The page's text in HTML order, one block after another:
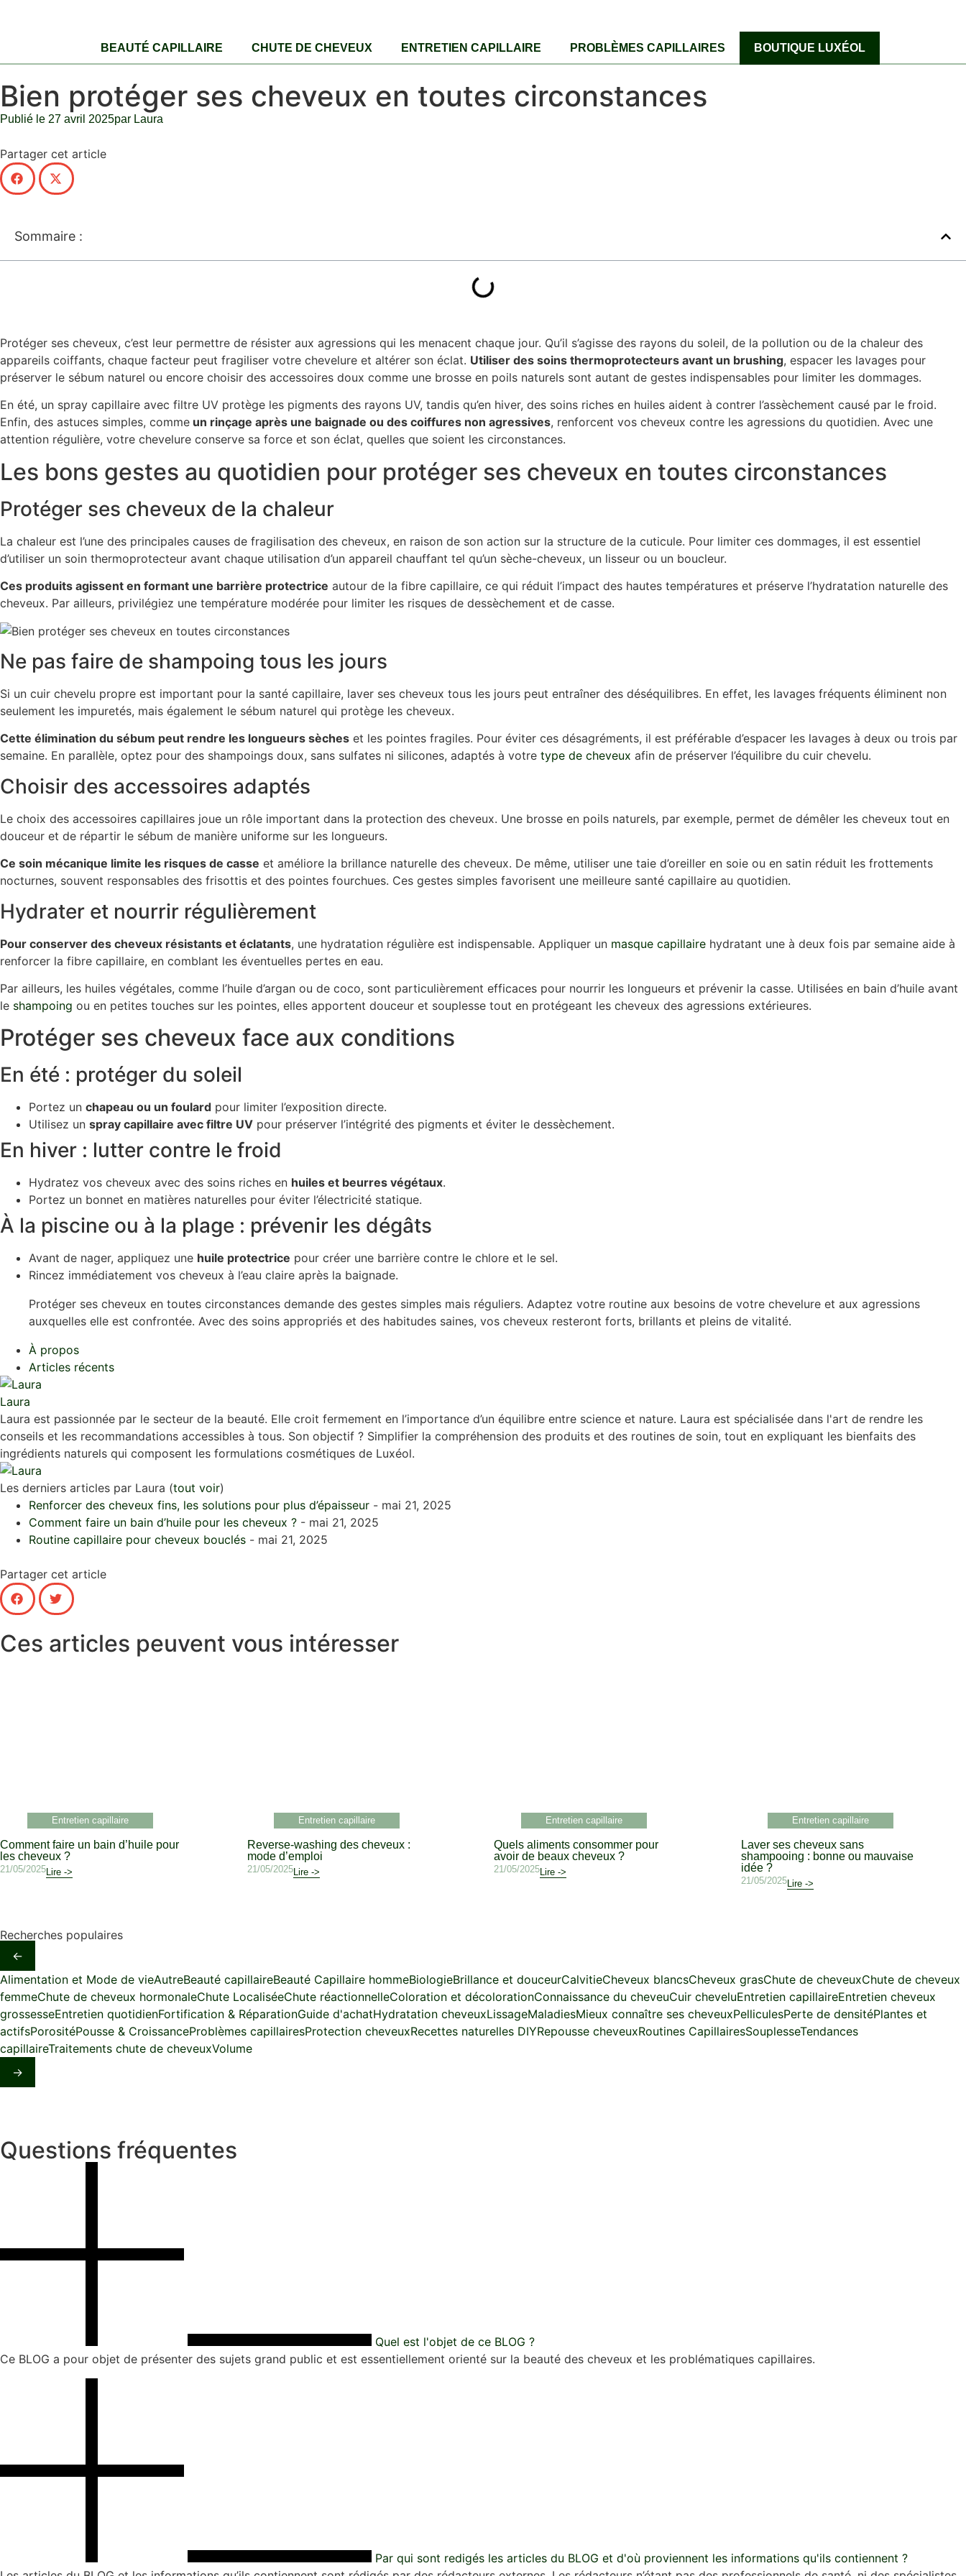
BEAUTÉ CAPILLAIRE CHUTE DE CHEVEUX ENTRETIEN CAPILLAIRE PROBLÈMES CAPILLAIRES BOUTIQUE LUXÉOL
Bien protéger ses cheveux en toutes circonstances
Publié le 27 avril 2025par Laura
Partager cet article
Sommaire :
Protéger ses cheveux, c’est leur permettre de résister aux agressions qui les menacent chaque jour. Qu’il s’agisse des rayons du soleil, de la pollution ou de la chaleur des
appareils coiffants, chaque facteur peut fragiliser votre chevelure et altérer son éclat. Utiliser des soins thermoprotecteurs avant un brushing, espacer les lavages pour
préserver le sébum naturel ou encore choisir des accessoires doux comme une brosse en poils naturels sont autant de gestes indispensables pour limiter les dommages.
En été, un spray capillaire avec filtre UV protège les pigments des rayons UV, tandis qu’en hiver, des soins riches en huiles aident à contrer l’assèchement causé par le froid.
Enfin, des astuces simples, comme un rinçage après une baignade ou des coiffures non agressives, renforcent vos cheveux contre les agressions du quotidien. Avec une
attention régulière, votre chevelure conserve sa force et son éclat, quelles que soient les circonstances.
Les bons gestes au quotidien pour protéger ses cheveux en toutes circonstances
Protéger ses cheveux de la chaleur
La chaleur est l’une des principales causes de fragilisation des cheveux, en raison de son action sur la structure de la cuticule. Pour limiter ces dommages, il est essentiel
d’utiliser un soin thermoprotecteur avant chaque utilisation d’un appareil chauffant tel qu’un sèche-cheveux, un lisseur ou un boucleur.
Ces produits agissent en formant une barrière protectrice autour de la fibre capillaire, ce qui réduit l’impact des hautes températures et préserve l’hydratation naturelle des
cheveux. Par ailleurs, privilégiez une température modérée pour limiter les risques de dessèchement et de casse.
Ne pas faire de shampoing tous les jours
Si un cuir chevelu propre est important pour la santé capillaire, laver ses cheveux tous les jours peut entraîner des déséquilibres. En effet, les lavages fréquents éliminent non
seulement les impuretés, mais également le sébum naturel qui protège les cheveux.
Cette élimination du sébum peut rendre les longueurs sèches et les pointes fragiles. Pour éviter ces désagréments, il est préférable d’espacer les lavages à deux ou trois par
semaine. En parallèle, optez pour des shampoings doux, sans sulfates ni silicones, adaptés à votre type de cheveux afin de préserver l’équilibre du cuir chevelu.
Choisir des accessoires adaptés
Le choix des accessoires capillaires joue un rôle important dans la protection des cheveux. Une brosse en poils naturels, par exemple, permet de démêler les cheveux tout en
douceur et de répartir le sébum de manière uniforme sur les longueurs.
Ce soin mécanique limite les risques de casse et améliore la brillance naturelle des cheveux. De même, utiliser une taie d’oreiller en soie ou en satin réduit les frottements
nocturnes, souvent responsables des frisottis et des pointes fourchues. Ces gestes simples favorisent une meilleure santé capillaire au quotidien.
Hydrater et nourrir régulièrement
Pour conserver des cheveux résistants et éclatants, une hydratation régulière est indispensable. Appliquer un masque capillaire hydratant une à deux fois par semaine aide à
renforcer la fibre capillaire, en comblant les éventuelles pertes en eau.
Par ailleurs, les huiles végétales, comme l’huile d’argan ou de coco, sont particulièrement efficaces pour nourrir les longueurs et prévenir la casse. Utilisées en bain d’huile avant
le shampoing ou en petites touches sur les pointes, elles apportent douceur et souplesse tout en protégeant les cheveux des agressions extérieures.
Protéger ses cheveux face aux conditions
En été : protéger du soleil
Portez un chapeau ou un foulard pour limiter l’exposition directe.
Utilisez un spray capillaire avec filtre UV pour préserver l’intégrité des pigments et éviter le dessèchement.
En hiver : lutter contre le froid
Hydratez vos cheveux avec des soins riches en huiles et beurres végétaux.
Portez un bonnet en matières naturelles pour éviter l’électricité statique.
À la piscine ou à la plage : prévenir les dégâts
Avant de nager, appliquez une huile protectrice pour créer une barrière contre le chlore et le sel.
Rincez immédiatement vos cheveux à l’eau claire après la baignade.
Protéger ses cheveux en toutes circonstances demande des gestes simples mais réguliers. Adaptez votre routine aux besoins de votre chevelure et aux agressions
auxquelles elle est confrontée. Avec des soins appropriés et des habitudes saines, vos cheveux resteront forts, brillants et pleins de vitalité.
À propos
Articles récents
Laura
Laura est passionnée par le secteur de la beauté. Elle croit fermement en l’importance d’un équilibre entre science et nature. Laura est spécialisée dans l'art de rendre les
conseils et les recommandations accessibles à tous. Son objectif ? Simplifier la compréhension des produits et des routines de soin, tout en expliquant les bienfaits des
ingrédients naturels qui composent les formulations cosmétiques de Luxéol.
Les derniers articles par Laura (tout voir)
Renforcer des cheveux fins, les solutions pour plus d’épaisseur - mai 21, 2025
Comment faire un bain d’huile pour les cheveux ? - mai 21, 2025
Routine capillaire pour cheveux bouclés - mai 21, 2025
Partager cet article
Ces articles peuvent vous intéresser
Entretien capillaire
Comment faire un bain d’huile pour
les cheveux ?
21/05/2025Lire ->
Entretien capillaire
Reverse-washing des cheveux :
mode d’emploi
21/05/2025Lire ->
Entretien capillaire
Quels aliments consommer pour
avoir de beaux cheveux ?
21/05/2025Lire ->
Entretien capillaire
Laver ses cheveux sans
shampooing : bonne ou mauvaise
idée ?
21/05/2025Lire ->
Recherches populaires
←
Alimentation et Mode de vieAutreBeauté capillaireBeauté Capillaire hommeBiologieBrillance et douceurCalvitieCheveux blancsCheveux grasChute de cheveuxChute de cheveux
femmeChute de cheveux hormonaleChute LocaliséeChute réactionnelleColoration et décolorationConnaissance du cheveuCuir cheveluEntretien capillaireEntretien cheveux
grossesseEntretien quotidienFortification & RéparationGuide d'achatHydratation cheveuxLissageMaladiesMieux connaître ses cheveuxPelliculesPerte de densitéPlantes et
actifsPorositéPousse & CroissanceProblèmes capillairesProtection cheveuxRecettes naturelles DIYRepousse cheveuxRoutines CapillairesSouplesseTendances
capillaireTraitements chute de cheveuxVolume
→
Questions fréquentes
Quel est l'objet de ce BLOG ?
Ce BLOG a pour objet de présenter des sujets grand public et est essentiellement orienté sur la beauté des cheveux et les problématiques capillaires.
Par qui sont redigés les articles du BLOG et d'où proviennent les informations qu'ils contiennent ?